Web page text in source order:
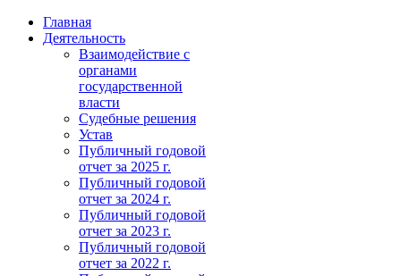
Главная
Деятельность
Взаимодействие с
органами
государственной
власти
Судебные решения
Устав
Публичный годовой
отчет за 2025 г.
Публичный годовой
отчет за 2024 г.
Публичный годовой
отчет за 2023 г.
Публичный годовой
отчет за 2022 г.